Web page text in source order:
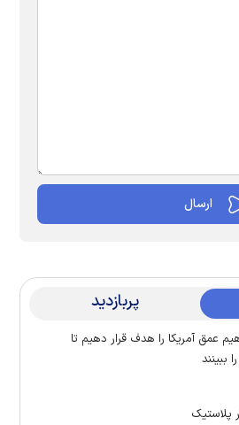
پربازدید
عمق آمریکا را هدف قرار دهیم تا
پلاستیک